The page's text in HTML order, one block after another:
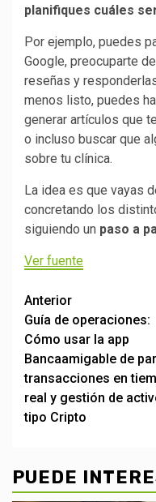
planifiques cuáles
Por ejemplo, puedes
Google, preocuparte
reseñas y
menos listo, puedes
generar artículos que
o incluso buscar que
sobre tu clínica.
La idea es que vayas
concretando los
siguiendo un paso a
Ver fuente
Post
navigation
Anterior
Guía de operaciones:
Cómo usar la app
Bancaamigable de
transacciones en
real y gestión de
tipo Cripto
PUEDE